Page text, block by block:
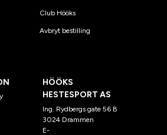
Club Hööks
Avbryt bestilling
HÖÖKS
HESTESPORT AS
Ing. Rydbergs gate 56 B
3024 Drammen
E-